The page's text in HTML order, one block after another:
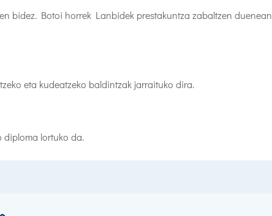
bidez. Botoi horrek Lanbidek prestakuntza zabaltzen duenean
eta kudeatzeko baldintzak jarraituko dira.
diploma lortuko da.